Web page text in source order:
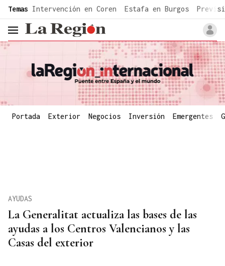
common.go-to-content
Temas Intervención en Coren Estafa en Burgos
header.menu.open
Portada Exterior Negocios Inversión Emergentes
La Generalitat actualiza las bases de las
ayudas a los Centros Valencianos y las
Casas del exterior
AYUDAS